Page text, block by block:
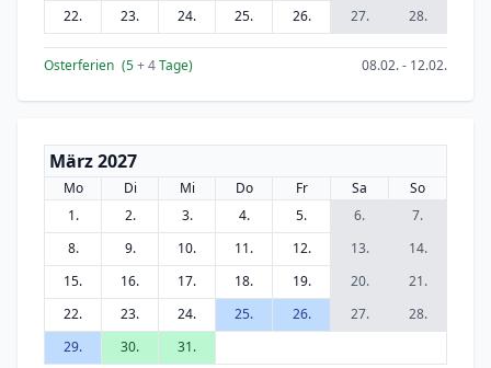
22.
23. 24. 25. 26. 27. 28.
Osterferien (5+ 4Tage) 08.02. - 12.02.
März 2027
Mo Di Mi Do Fr Sa
So
1.
2. 3. 4. 5. 6.
7.
8.
9. 10. 11. 12. 13.
14.
15.
16. 17. 18. 19. 20.
21.
22.
23. 24. 25. 26. 27.
28.
29.
30. 31.